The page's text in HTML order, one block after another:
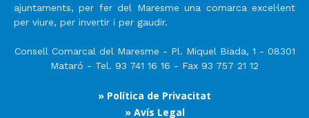
ajuntaments, per fer del Maresme una comarca excel·lent
per viure, per invertir i per gaudir.
Consell Comarcal del Maresme - Pl. Miquel Biada, 1 - 08301
Mataró - Tel. 93 741 16 16 - Fax 93 757 21 12
» Política de Privacitat
» Avís Legal